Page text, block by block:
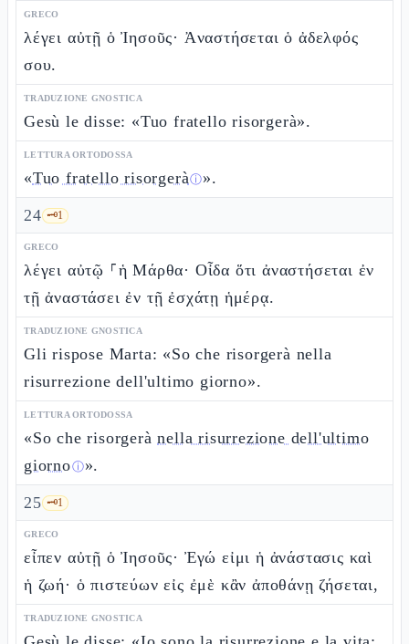
GRECO
λέγει αὐτῇ ὁ Ἰησοῦς· Ἀναστήσεται ὁ ἀδελφός
σου.
TRADUZIONE GNOSTICA
Gesù le disse: «Tuo fratello risorgerà».
LETTURA ORTODOSSA
«Tuo fratello risorgeràⓘ».
24 🗝️1
GRECO
λέγει αὐτῷ ⸀ἡ Μάρθα· Οἶδα ὅτι ἀναστήσεται ἐν
τῇ ἀναστάσει ἐν τῇ ἐσχάτῃ ἡμέρᾳ.
TRADUZIONE GNOSTICA
Gli rispose Marta: «So che risorgerà nella
risurrezione dell'ultimo giorno».
LETTURA ORTODOSSA
«So che risorgerànella risurrezione dell'ultimo
giornoⓘ».
25 🗝️1
GRECO
εἶπεν αὐτῇ ὁ Ἰησοῦς· Ἐγώ εἰμι ἡ ἀνάστασις καὶ
ἡ ζωή· ὁ πιστεύων εἰς ἐμὲ κἂν ἀποθάνῃ ζήσεται,
TRADUZIONE GNOSTICA